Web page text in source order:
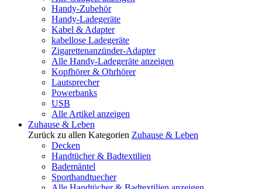
Handy-Zubehör
Handy-Ladegeräte
Kabel & Adapter
kabellose Ladegeräte
Zigarettenanzünder-Adapter
Alle Handy-Ladegeräte anzeigen
Kopfhörer & Ohrhörer
Lautsprecher
Powerbanks
USB
Alle Artikel anzeigen
Zuhause & Leben
Zurück zu allen Kategorien Zuhause & Leben
Decken
Handtücher & Badtextilien
Bademäntel
Sporthandtuecher